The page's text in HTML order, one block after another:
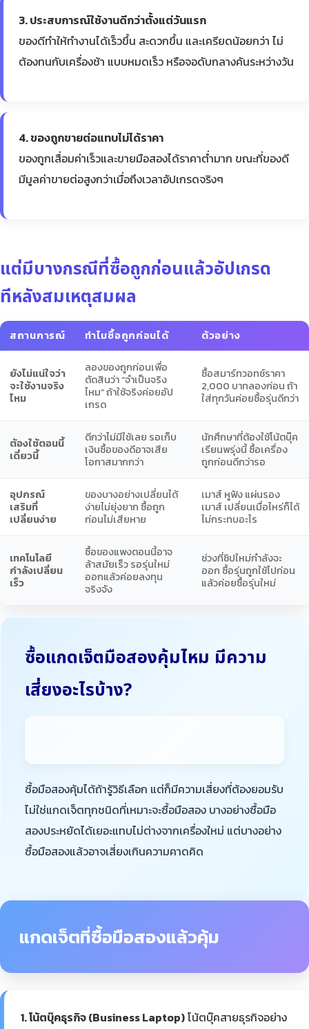
3. ประสบการณ์ใช้งานดีกว่าตั้งแต่วันแรก
ของดีทำให้ทำงานได้เร็วขึ้น สะดวกขึ้น และเครียดน้อยกว่า ไม่
ต้องทนกับเครื่องช้า แบบหมดเร็ว หรือจอดับกลางคันระหว่างวัน
4. ของถูกขายต่อแทบไม่ได้ราคา
ของถูกเสื่อมค่าเร็วและขายมือสองได้ราคาต่ำมาก ขณะที่ของดี
มีมูลค่าขายต่อสูงกว่าเมื่อถึงเวลาอัปเกรดจริงๆ
แต่มีบางกรณีที่ซื้อถูกก่อนแล้วอัปเกรด
ทีหลังสมเหตุสมผล
สถานการณ์ ทำไมซื้อถูกก่อนได้ ตัวอย่าง
ยังไม่แน่ใจว่า
จะใช้งานจริง
ไหม
ลองของถูกก่อนเพื่อ
ตัดสินว่า “จำเป็นจริง
ไหม” ถ้าใช้จริงค่อยอัป
เกรด
ซื้อสมาร์ทวอทช์ราคา
2,000 บาทลองก่อน ถ้า
ใส่ทุกวันค่อยซื้อรุ่นดีกว่า
ต้องใช้ตอนนี้
เดี๋ยวนี้
ดีกว่าไม่มีใช้เลย รอเก็บ
เงินซื้อของดีอาจเสีย
โอกาสมากกว่า
นักศึกษาที่ต้องใช้โน้ตบุ๊ค
เรียนพรุ่งนี้ ซื้อเครื่อง
ถูกก่อนดีกว่ารอ
อุปกรณ์
เสริมที่
เปลี่ยนง่าย
ของบางอย่างเปลี่ยนได้
ง่ายไม่ยุ่งยาก ซื้อถูก
ก่อนไม่เสียหาย
เมาส์ หูฟัง แผ่นรอง
เมาส์ เปลี่ยนเมื่อไหร่ก็ได้
ไม่กระทบอะไร
เทคโนโลยี
กำลังเปลี่ยน
เร็ว
ซื้อของแพงตอนนี้อาจ
ล้าสมัยเร็ว รอรุ่นใหม่
ออกแล้วค่อยลงทุน
จริงจัง
ช่วงที่ชิปใหม่กำลังจะ
ออก ซื้อรุ่นถูกใช้ไปก่อน
แล้วค่อยซื้อรุ่นใหม่
ซื้อแกดเจ็ตมือสองคุ้มไหม มีความ
เสี่ยงอะไรบ้าง?
ซื้อมือสองคุ้มได้ถ้ารู้วิธีเลือก แต่ก็มีความเสี่ยงที่ต้องยอมรับ
ไม่ใช่แกดเจ็ตทุกชนิดที่เหมาะจะซื้อมือสอง บางอย่างซื้อมือ
สองประหยัดได้เยอะแทบไม่ต่างจากเครื่องใหม่ แต่บางอย่าง
ซื้อมือสองแล้วอาจเสี่ยงเกินความคาดคิด
แกดเจ็ตที่ซื้อมือสองแล้วคุ้ม
1. โน้ตบุ๊คธุรกิจ (Business Laptop)โน้ตบุ๊คสายธุรกิจอย่าง